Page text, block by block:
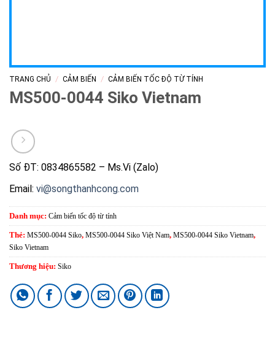
TRANG CHỦ / CẢM BIẾN / CẢM BIẾN TỐC ĐỘ TỪ TÍNH
MS500-0044 Siko Vietnam
Số ĐT: 0834865582 – Ms.Vi (Zalo)
Email: vi@songthanhcong.com
Danh mục: Cảm biến tốc độ từ tính
Thẻ: MS500-0044 Siko, MS500-0044 Siko Việt Nam, MS500-0044 Siko Vietnam,
Siko Vietnam
Thương hiệu: Siko